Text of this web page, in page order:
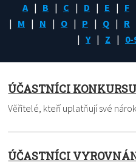
A B C D E F
M
N O P Q R
Y
Z 0-
ÚČASTNÍCI KONKURSU
Věřitelé, kteří uplatňují své
ÚČASTNÍCI